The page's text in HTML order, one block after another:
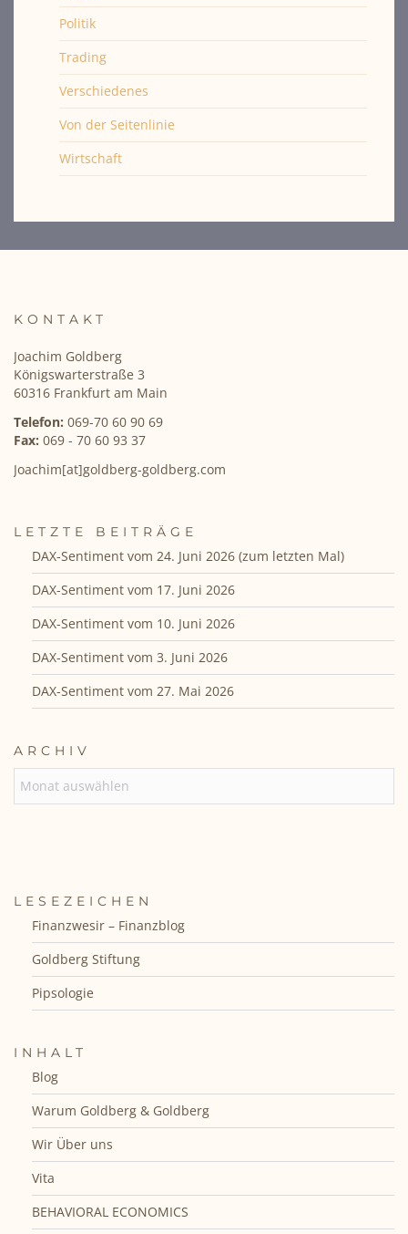
Politik
Trading
Verschiedenes
Von der Seitenlinie
Wirtschaft
KONTAKT
Joachim Goldberg
Königswarterstraße 3
60316 Frankfurt am Main
Telefon: 069-70 60 90 69
Fax: 069 - 70 60 93 37
Joachim[at]goldberg-goldberg.com
LETZTE BEITRÄGE
DAX-Sentiment vom 24. Juni 2026 (zum letzten Mal)
DAX-Sentiment vom 17. Juni 2026
DAX-Sentiment vom 10. Juni 2026
DAX-Sentiment vom 3. Juni 2026
DAX-Sentiment vom 27. Mai 2026
ARCHIV
LESEZEICHEN
Finanzwesir – Finanzblog
Goldberg Stiftung
Pipsologie
INHALT
Blog
Warum Goldberg & Goldberg
Wir Über uns
Vita
BEHAVIORAL ECONOMICS